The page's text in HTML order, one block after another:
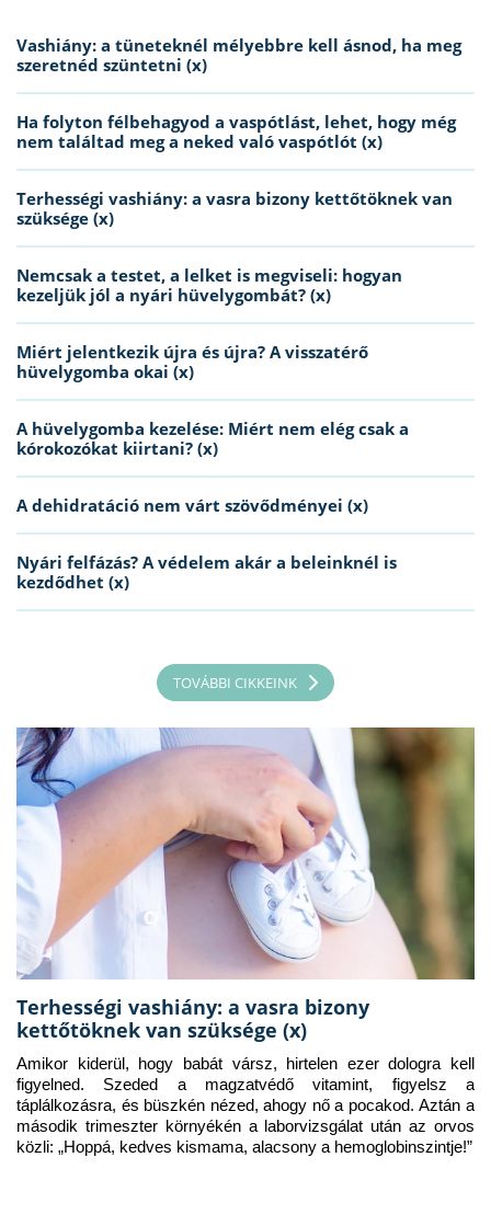
Vashiány: a tüneteknél mélyebbre kell ásnod, ha meg
szeretnéd szüntetni (x)
Ha folyton félbehagyod a vaspótlást, lehet, hogy még
nem találtad meg a neked való vaspótlót (x)
Terhességi vashiány: a vasra bizony kettőtöknek van
szüksége (x)
Nemcsak a testet, a lelket is megviseli: hogyan
kezeljük jól a nyári hüvelygombát? (x)
Miért jelentkezik újra és újra? A visszatérő
hüvelygomba okai (x)
A hüvelygomba kezelése: Miért nem elég csak a
kórokozókat kiirtani? (x)
A dehidratáció nem várt szövődményei (x)
Nyári felfázás? A védelem akár a beleinknél is
kezdődhet (x)
TOVÁBBI CIKKEINK
Terhességi vashiány: a vasra bizony
kettőtöknek van szüksége (x)
Amikor kiderül, hogy babát vársz, hirtelen ezer dologra kell
figyelned. Szeded a magzatvédő vitamint, figyelsz a
táplálkozásra, és büszkén nézed, ahogy nő a pocakod. Aztán a
második trimeszter környékén a laborvizsgálat után az orvos
közli: „Hoppá, kedves kismama, alacsony a hemoglobinszintje!”